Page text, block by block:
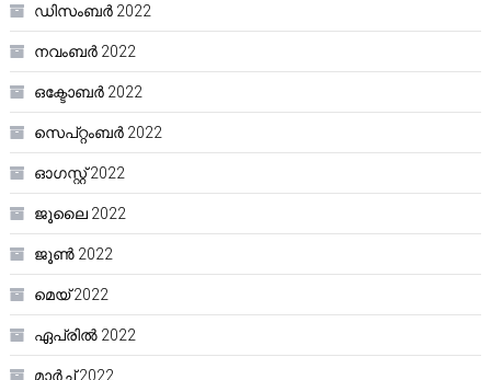
ഡിസംബർ 2022
നവംബർ 2022
ഒക്ടോബർ 2022
സെപ്റ്റംബർ 2022
ഓഗസ്റ്റ്‌ 2022
ജൂലൈ 2022
ജൂൺ 2022
മെയ്‌ 2022
ഏപ്രിൽ 2022
മാർച്ച്‌ 2022